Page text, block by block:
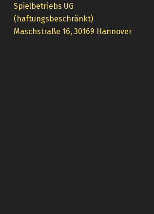
Spielbetriebs UG
(haftungsbeschränkt)
Maschstraße 16, 30169 Hannover